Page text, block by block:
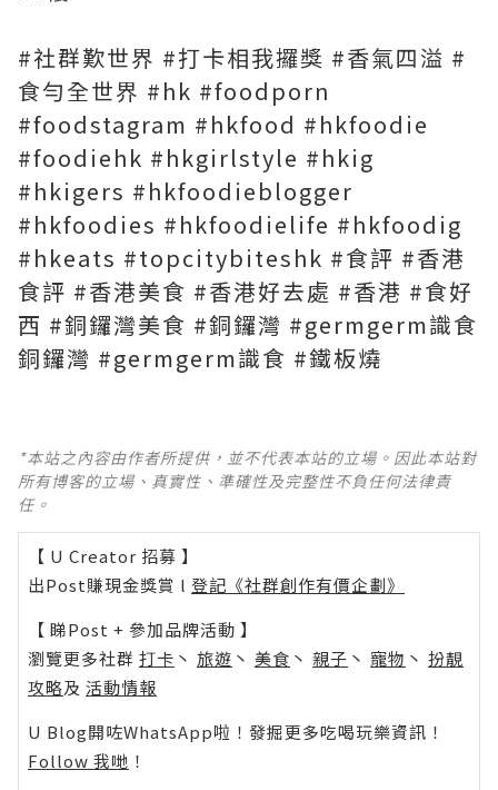
#社群歎世界 #打卡相我攞獎 #香氣四溢 #
食勻全世界 #hk #foodporn
#foodstagram #hkfood #hkfoodie
#foodiehk #hkgirlstyle #hkig
#hkigers #hkfoodieblogger
#hkfoodies #hkfoodielife #hkfoodig
#hkeats #topcitybiteshk #食評 #香港
食評 #香港美食 #香港好去處 #香港 #食好
西 #銅鑼灣美食 #銅鑼灣 #germgerm識食
銅鑼灣 #germgerm識食 #鐵板燒
*本站之內容由作者所提供，並不代表本站的立場。因此本站對
所有博客的立場、真實性、準確性及完整性不負任何法律責
任。
【 U Creator 招募 】
出Post賺現金獎賞 l 登記《社群創作有價企劃》
【 睇Post + 參加品牌活動 】
瀏覽更多社群 打卡 丶 旅遊 丶 美食 丶 親子 丶 寵物 丶 扮靚
攻略及 活動情報
U Blog開咗WhatsApp啦！發掘更多吃喝玩樂資訊！
Follow 我哋 ！